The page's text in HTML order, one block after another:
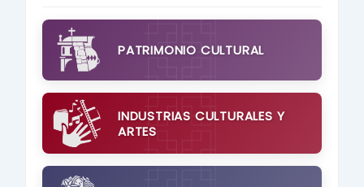
PATRIMONIO CULTURAL
INDUSTRIAS CULTURALES Y
ARTES